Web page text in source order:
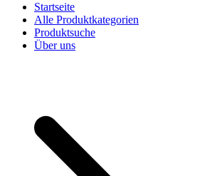
Startseite
Alle Produktkategorien
Produktsuche
Über uns